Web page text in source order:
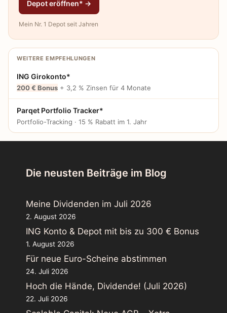
Depot eröffnen* →
Mein Nr. 1 Depot seit Jahren
WEITERE EMPFEHLUNGEN
ING Girokonto*
200 € Bonus + 3,2 % Zinsen für 4 Monate
Parqet Portfolio Tracker*
Portfolio-Tracking · 15 % Rabatt im 1. Jahr
Die neusten Beiträge im Blog
Meine Dividenden im Juli 2026
2. August 2026
ING Konto & Depot mit bis zu 300 € Bonus
1. August 2026
Für neue Euro-Scheine abstimmen
24. Juli 2026
Hoch die Hände, Dividende! (Juli 2026)
22. Juli 2026